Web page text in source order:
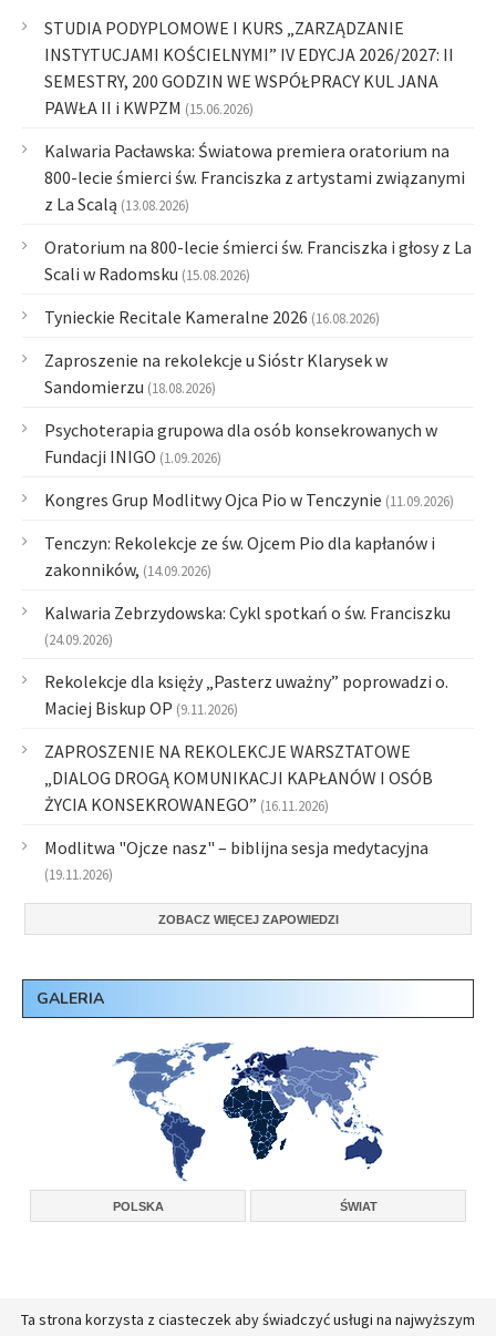
STUDIA PODYPLOMOWE I KURS „ZARZĄDZANIE
INSTYTUCJAMI KOŚCIELNYMI” IV EDYCJA 2026/2027: II
SEMESTRY, 200 GODZIN WE WSPÓŁPRACY KUL JANA
PAWŁA II i KWPZM (15.06.2026)
Kalwaria Pacławska: Światowa premiera oratorium na
800-lecie śmierci św. Franciszka z artystami związanymi
z La Scalą (13.08.2026)
Oratorium na 800-lecie śmierci św. Franciszka i głosy z La
Scali w Radomsku (15.08.2026)
Tynieckie Recitale Kameralne 2026 (16.08.2026)
Zaproszenie na rekolekcje u Sióstr Klarysek w
Sandomierzu (18.08.2026)
Psychoterapia grupowa dla osób konsekrowanych w
Fundacji INIGO (1.09.2026)
Kongres Grup Modlitwy Ojca Pio w Tenczynie (11.09.2026)
Tenczyn: Rekolekcje ze św. Ojcem Pio dla kapłanów i
zakonników, (14.09.2026)
Kalwaria Zebrzydowska: Cykl spotkań o św. Franciszku
(24.09.2026)
Rekolekcje dla księży „Pasterz uważny” poprowadzi o.
Maciej Biskup OP (9.11.2026)
ZAPROSZENIE NA REKOLEKCJE WARSZTATOWE
„DIALOG DROGĄ KOMUNIKACJI KAPŁANÓW I OSÓB
ŻYCIA KONSEKROWANEGO” (16.11.2026)
Modlitwa "Ojcze nasz" – biblijna sesja medytacyjna
(19.11.2026)
ZOBACZ WIĘCEJ ZAPOWIEDZI
GALERIA
POLSKA ŚWIAT
Copyright © 2026, Konferencja Wyższych Przełożonych Zakonów Męskich w
Ta strona korzysta z ciasteczek aby świadczyć usługi na najwyższym